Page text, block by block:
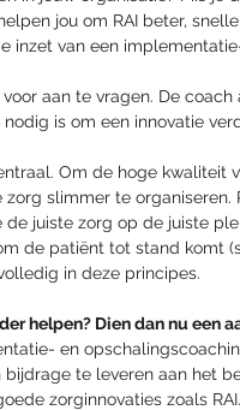
jou om RAI beter,
inzet van een
aan te vragen. De
is om een innovatie
Om de hoge kwaliteit
slimmer te organiseren.
juiste zorg op de juiste
de patiënt tot stand komt
in deze principes.
helpen? Dien dan nu een
en
te leveren aan het
zorginnovaties zoals RAI.